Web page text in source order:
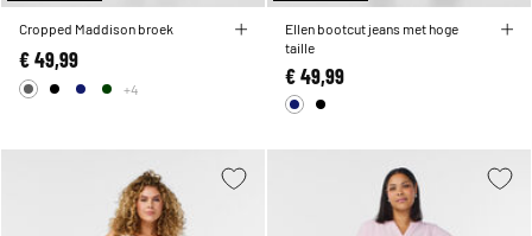
Cropped Maddison broek
€ 49,99
+4
Ellen bootcut jeans met hoge
taille
€ 49,99